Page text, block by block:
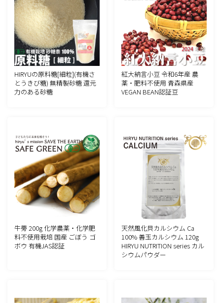
HIRYUの原料糖[細粒](有機さ
とうきび糖) 無精製砂糖 還元
力のある砂糖
紅大納言小豆 令和6年産 農
薬・肥料不使用 青森県産
VEGAN BEAN認証豆
牛蒡 200g 化学農薬・化学肥
料不使用栽培 国産 ごぼう ゴ
ボウ 有機JAS認証
天然風化貝カルシウム Ca
100% 善玉カルシウム 120g
HIRYU NUTRITION series カル
シウムパウダー